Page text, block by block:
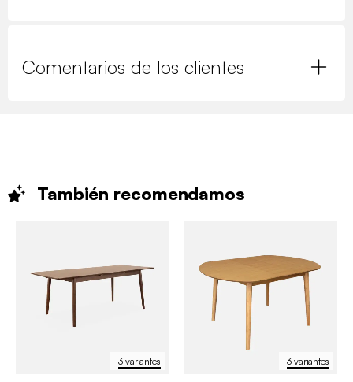
Comentarios de los clientes
También recomendamos
3 variantes 3 variantes